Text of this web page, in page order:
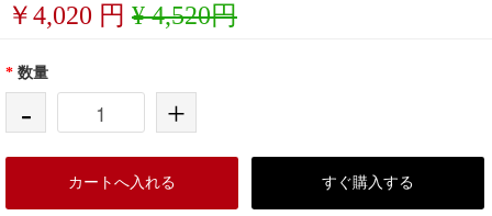
￥4,020 円 ¥ 4,520円
* 数量
- +
カートへ入れる すぐ購入する